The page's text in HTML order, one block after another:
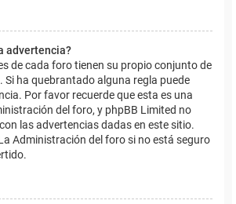
advertencia?
de cada foro tienen su propio conjunto de
Si ha quebrantado alguna regla puede
Por favor recuerde que esta es una
del foro, y phpBB Limited no
las advertencias dadas en este sitio.
Administración del foro si no está seguro